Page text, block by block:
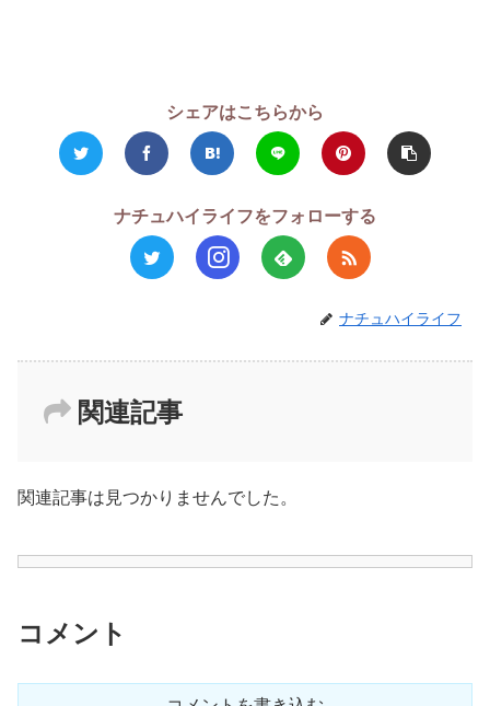
シェアはこちらから
ナチュハイライフをフォローする
ナチュハイライフ
関連記事
関連記事は見つかりませんでした。
コメント